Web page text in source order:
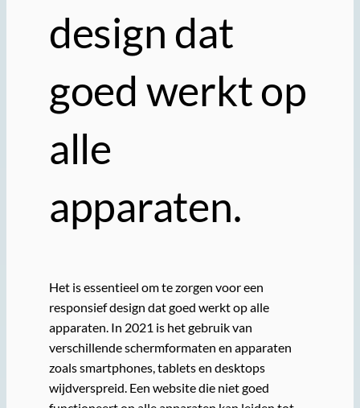
design dat
goed werkt op
alle
apparaten.
Het is essentieel om te zorgen voor een
responsief design dat goed werkt op alle
apparaten. In 2021 is het gebruik van
verschillende schermformaten en apparaten
zoals smartphones, tablets en desktops
wijdverspreid. Een website die niet goed